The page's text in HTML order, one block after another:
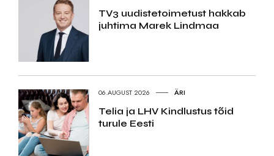
TV3 uudistetoimetust hakkab
juhtima Marek Lindmaa
06.AUGUST 2026 ÄRI
Telia ja LHV Kindlustus tõid
turule Eesti